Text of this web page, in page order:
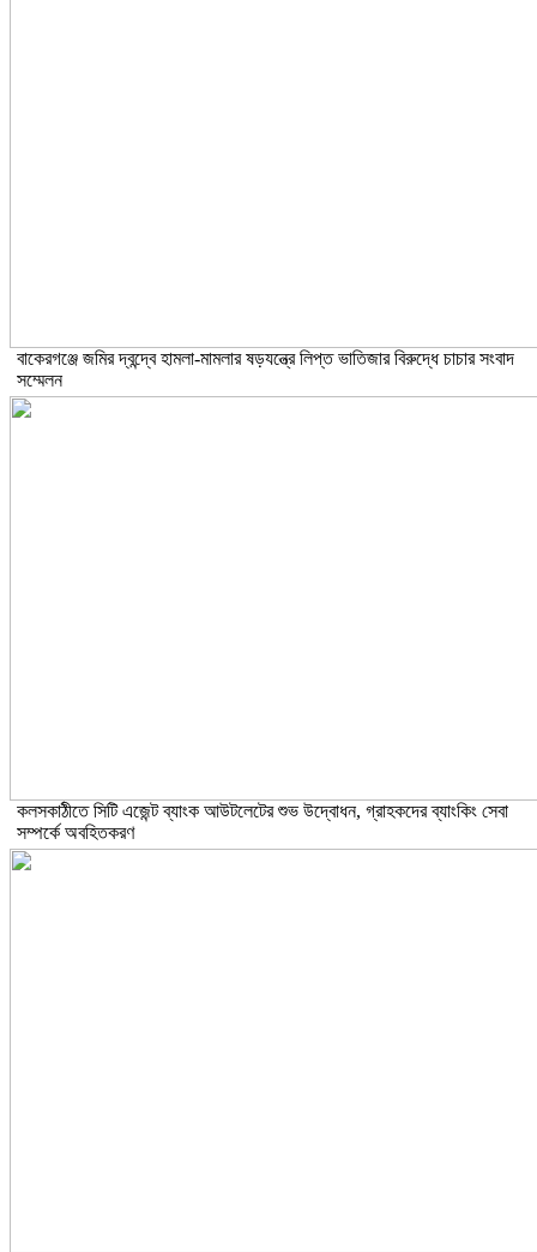
বাকেরগঞ্জে জমির দ্বন্দ্বে হামলা-মামলার ষড়যন্ত্রে লিপ্ত ভাতিজার বিরুদ্ধে চাচার সংবাদ
সম্মেলন
কলসকাঠীতে সিটি এজেন্ট ব্যাংক আউটলেটের শুভ উদ্বোধন, গ্রাহকদের ব্যাংকিং সেবা
সম্পর্কে অবহিতকরণ